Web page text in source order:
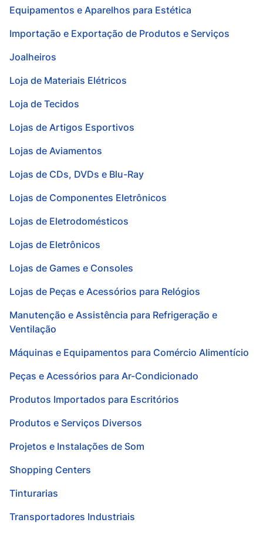
Equipamentos e Aparelhos para Estética
Importação e Exportação de Produtos e Serviços
Joalheiros
Loja de Materiais Elétricos
Loja de Tecidos
Lojas de Artigos Esportivos
Lojas de Aviamentos
Lojas de CDs, DVDs e Blu-Ray
Lojas de Componentes Eletrônicos
Lojas de Eletrodomésticos
Lojas de Eletrônicos
Lojas de Games e Consoles
Lojas de Peças e Acessórios para Relógios
Manutenção e Assistência para Refrigeração e
Ventilação
Máquinas e Equipamentos para Comércio Alimentício
Peças e Acessórios para Ar-Condicionado
Produtos Importados para Escritórios
Produtos e Serviços Diversos
Projetos e Instalações de Som
Shopping Centers
Tinturarias
Transportadores Industriais